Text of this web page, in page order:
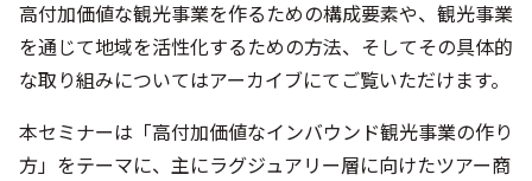
高付加価値な観光事業を作るための構成要素や、観光事業
を通じて地域を活性化するための方法、そしてその具体的
な取り組みについてはアーカイブにてご覧いただけます。
本セミナーは「高付加価値なインバウンド観光事業の作り
方」をテーマに、主にラグジュアリー層に向けたツアー商